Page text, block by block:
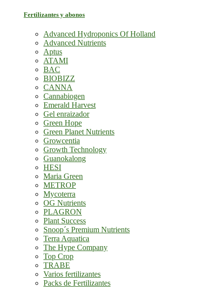
Fertilizantes y abonos
Advanced Hydroponics Of Holland
Advanced Nutrients
Aptus
ATAMI
BAC
BIOBIZZ
CANNA
Cannabiogen
Emerald Harvest
Gel enraizador
Green Hope
Green Planet Nutrients
Growcentia
Growth Technology
Guanokalong
HESI
Maria Green
METROP
Mycoterra
OG Nutrients
PLAGRON
Plant Success
Snoop´s Premium Nutrients
Terra Aquatica
The Hype Company
Top Crop
TRABE
Varios fertilizantes
Packs de Fertilizantes